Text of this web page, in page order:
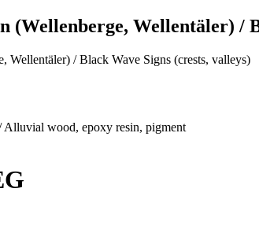
(Wellenberge, Wellentäler) /
Wellentäler) / Black Wave Signs (crests, valleys)
Alluvial wood, epoxy resin, pigment